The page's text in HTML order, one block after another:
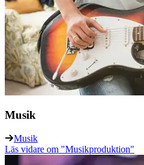
Musik
Musik
Läs vidare om "Musikproduktion"